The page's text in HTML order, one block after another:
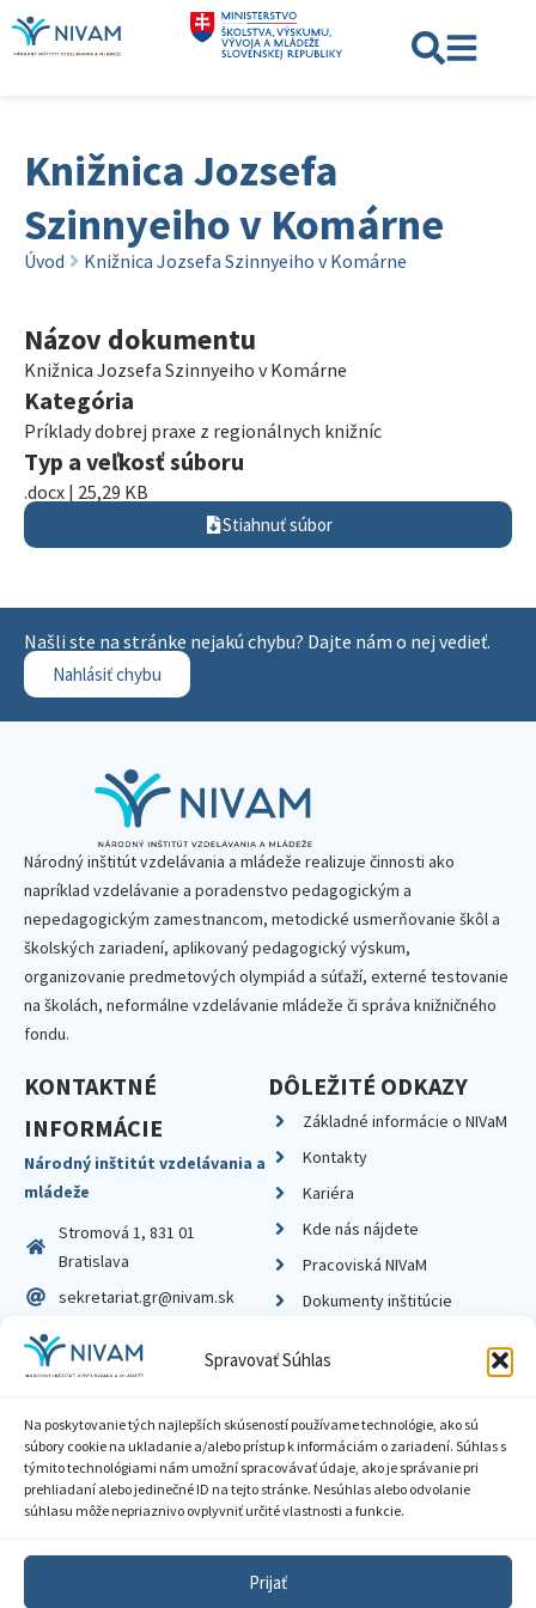
Spravovať Súhlas
Na poskytovanie tých najlepších skúseností používame technológie, ako sú
súbory cookie na ukladanie a/alebo prístup k informáciám o zariadení. Súhlas s
týmito technológiami nám umožní spracovávať údaje, ako je správanie pri
prehliadaní alebo jedinečné ID na tejto stránke. Nesúhlas alebo odvolanie
súhlasu môže nepriaznivo ovplyvniť určité vlastnosti a funkcie.
Prijať
Knižnica Jozsefa
Szinnyeiho v Komárne
Úvod Knižnica Jozsefa Szinnyeiho v Komárne
Názov dokumentu
Knižnica Jozsefa Szinnyeiho v Komárne
Kategória
Príklady dobrej praxe z regionálnych knižníc
Typ a veľkosť súboru
.docx | 25,29 KB
Stiahnuť súbor
Našli ste na stránke nejakú chybu? Dajte nám o nej vedieť.
Nahlásiť chybu
Národný inštitút vzdelávania a mládeže realizuje činnosti ako
napríklad vzdelávanie a poradenstvo pedagogickým a
nepedagogickým zamestnancom, metodické usmerňovanie škôl a
školských zariadení, aplikovaný pedagogický výskum,
organizovanie predmetových olympiád a súťaží, externé testovanie
na školách, neformálne vzdelávanie mládeže či správa knižničného
fondu.
KONTAKTNÉ
INFORMÁCIE
Národný inštitút vzdelávania a
mládeže
Stromová 1, 831 01
Bratislava
sekretariat.gr@nivam.sk
IČO: 00164348
DIČ: 2020798714
DÔLEŽITÉ ODKAZY
Základné informácie o NIVaM
Kontakty
Kariéra
Kde nás nájdete
Pracoviská NIVaM
Dokumenty inštitúcie
Zásady ochrany súkromia
Sprístupnenie informácií